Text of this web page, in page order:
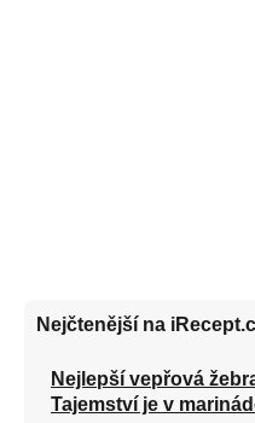
Nejčtenější na
Nejlepší vepřová
Tajemství je v